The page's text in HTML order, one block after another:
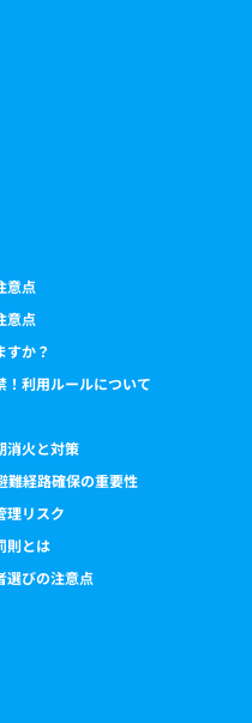
意点
意点
すか？
利用ルールについて
消火と対策
難経路確保の重要性
理リスク
則とは
選びの注意点